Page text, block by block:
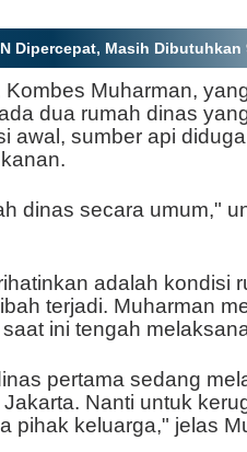
Dipercepat, Masih
Muharman,
dua rumah dinas
awal, sumber api
dinas secara umum,"
adalah kondisi
terjadi. Muharman
ini tengah
pertama sedang
Nanti untuk
pihak keluarga," jelas